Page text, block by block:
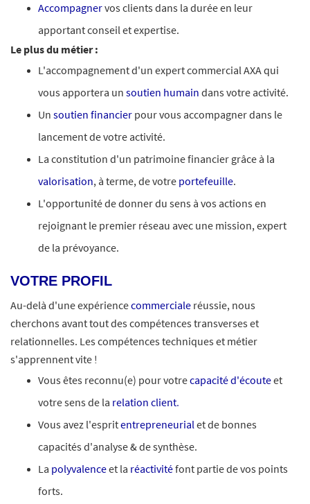
Accompagnervos clients dans la durée en leur
apportant conseil et expertise.
Le plus du métier :
L'accompagnement d'un expert commercial AXA qui
vous apportera un soutien humain dans votre activité.
Un soutien financier pour vous accompagner dans le
lancement de votre activité.
La constitution d'un patrimoine financier grâce à la
valorisation, à terme, de votre portefeuille.
L'opportunité de donner du sens à vos actions en
rejoignant le premier réseau avec une mission, expert
de la prévoyance.
VOTRE PROFIL
Au-delà d'une expériencecommerciale réussie, nous
cherchons avant tout des compétences transverses et
relationnelles. Les compétences techniques et métier
s'apprennent vite !
Vous êtes reconnu(e) pour votrecapacité d'écouteet
votre sens de la relation client.
Vous avez l'espritentrepreneurialet de bonnes
capacités d'analyse & de synthèse.
La polyvalenceet la réactivitéfont partie de vos points
forts.